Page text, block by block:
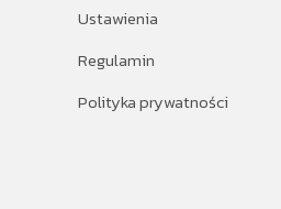
Ustawienia
Regulamin
Polityka prywatności